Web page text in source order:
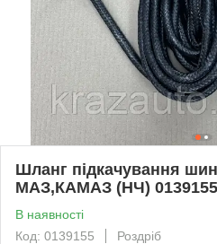
Шланг підкачування
МАЗ,КАМАЗ (НЧ) 0139155
В наявності
Код: 0139155
Роздріб